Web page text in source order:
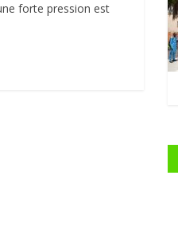
forte pression est